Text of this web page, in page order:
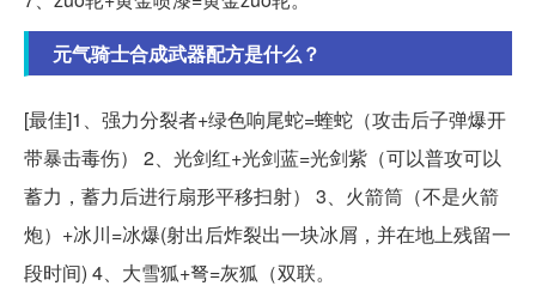
元气骑士合成武器配方是什么？
[最佳]1、强力分裂者+绿色响尾蛇=蝰蛇（攻击后子弹爆开
带暴击毒伤） 2、光剑红+光剑蓝=光剑紫（可以普攻可以
蓄力，蓄力后进行扇形平移扫射） 3、火箭筒（不是火箭
炮）+冰川=冰爆(射出后炸裂出一块冰屑，并在地上残留一
段时间) 4、大雪狐+弩=灰狐（双联。